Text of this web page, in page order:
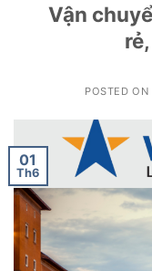
Vận
POSTED ON
01
Th6